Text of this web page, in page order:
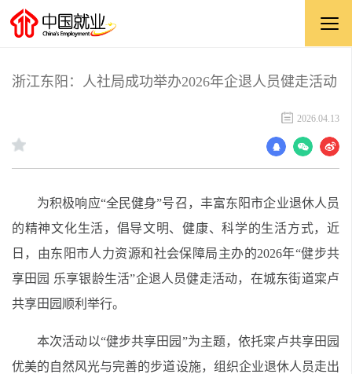
浙江东阳：人社局成功举办2026年企退人员健走活动
2026.04.13
为积极响应“全民健身”号召，丰富东阳市企业退休人员
的精神文化生活，倡导文明、健康、科学的生活方式，近
日，由东阳市人力资源和社会保障局主办的2026年“健步共
享田园 乐享银龄生活”企退人员健走活动，在城东街道寀卢
共享田园顺利举行。
本次活动以“健步共享田园”为主题，依托寀卢共享田园
优美的自然风光与完善的步道设施，组织企业退休人员走出